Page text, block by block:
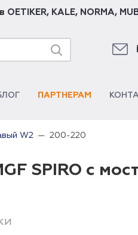
OETIKER, KALE, NORMA,
ПАРТНЕРАМ
W2 200-220
SPIRO с